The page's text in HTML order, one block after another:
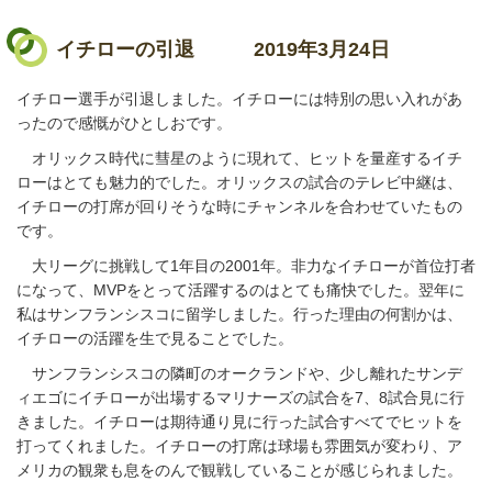
イチローの引退 2019年3月24日
イチロー選手が引退しました。イチローには特別の思い入れがあ
ったので感慨がひとしおです。
オリックス時代に彗星のように現れて、ヒットを量産するイチ
ローはとても魅力的でした。オリックスの試合のテレビ中継は、
イチローの打席が回りそうな時にチャンネルを合わせていたもの
です。
大リーグに挑戦して1年目の2001年。非力なイチローが首位打者
になって、MVPをとって活躍するのはとても痛快でした。翌年に
私はサンフランシスコに留学しました。行った理由の何割かは、
イチローの活躍を生で見ることでした。
サンフランシスコの隣町のオークランドや、少し離れたサンデ
ィエゴにイチローが出場するマリナーズの試合を7、8試合見に行
きました。イチローは期待通り見に行った試合すべてでヒットを
打ってくれました。イチローの打席は球場も雰囲気が変わり、ア
メリカの観衆も息をのんで観戦していることが感じられました。